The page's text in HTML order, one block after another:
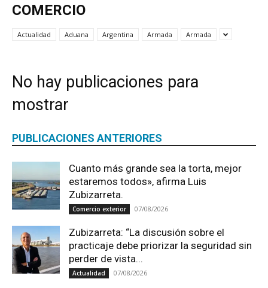
COMERCIO
Actualidad Aduana Argentina Armada Armada
No hay publicaciones para
mostrar
PUBLICACIONES ANTERIORES
Cuanto más grande sea la torta, mejor
estaremos todos», afirma Luis
Zubizarreta.
Comercio exterior 07/08/2026
Zubizarreta: “La discusión sobre el
practicaje debe priorizar la seguridad sin
perder de vista...
Actualidad 07/08/2026